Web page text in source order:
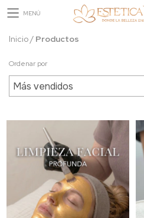
MENÚ
Inicio/ Productos
Ordenar por